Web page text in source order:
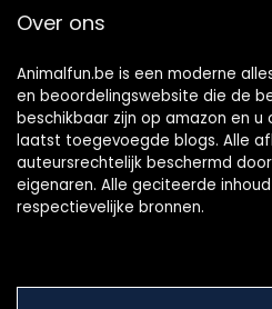
Over ons
Animalfun.be is een moderne
en beoordelingswebsite die de
beschikbaar zijn op amazon en
laatst toegevoegde blogs. Alle
auteursrechtelijk beschermd
eigenaren. Alle geciteerde
respectievelijke bronnen.